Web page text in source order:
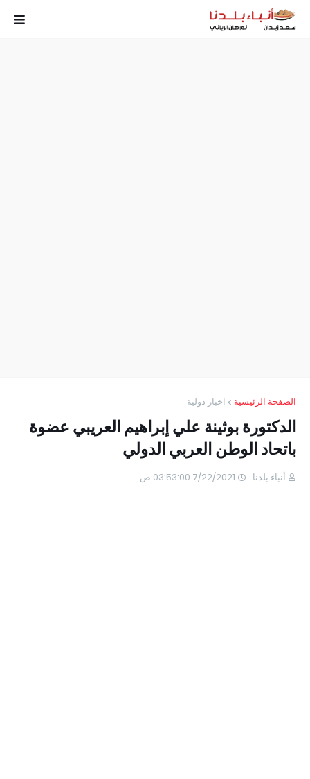
الصفحة الرئيسية اخبار دولية
الدكتورة بوثينة علي إبراهيم العريبي عضوة
باتحاد الوطن العربي الدولي
أنباء بلدنا 7/22/2021 03:53:00 ص